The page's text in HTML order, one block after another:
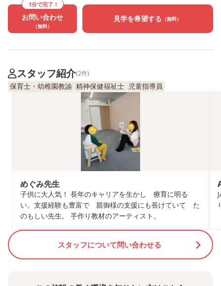
1分で完了！
お問い合わせ
（無料）
見学を希望する （無料）
スタッフ紹介(2件)
保育士・幼稚園教諭 精神保健福祉士 児童指導員
めぐみ先生
子供に大人気！ 長年のキャリアを生かし 療育に明る
い。支援経験も豊富で 親御様の支援にも長けていて た
のもしい先生。 手作り教材のアーティスト。
スタッフについて問い合わせる